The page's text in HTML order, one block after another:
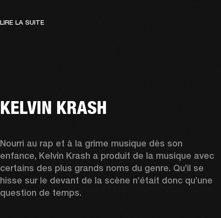
LIRE LA SUITE
KELVIN KRASH
Nourri au rap et à la grime musique dès son
enfance, Kelvin Krash a produit de la musique avec
certains des plus grands noms du genre. Qu’il se
hisse sur le devant de la scène n’était donc qu’une
question de temps.